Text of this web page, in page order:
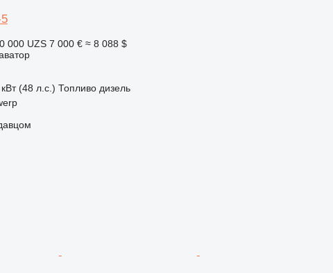
000 UZS 7 000 € ≈ 8 088 $
(48 л.с.) Топливо дизель